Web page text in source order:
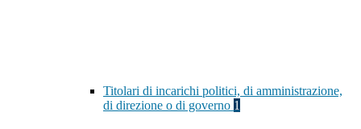
Titolari di incarichi politici, di amministrazione,
di direzione o di governo 1